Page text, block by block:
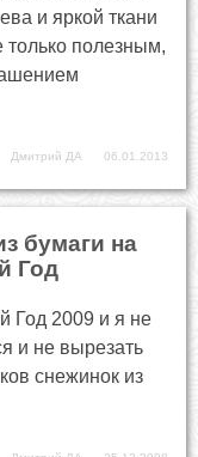
и яркой ткани
только полезным,
Дмитрий ДА 06.01.2013
бумаги на
Год
Год 2009 и я не
и не вырезать
снежинок из